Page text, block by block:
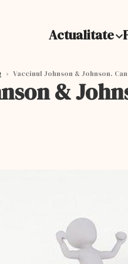
Actualitate
› Vaccinul Johnson & Johnson.
&